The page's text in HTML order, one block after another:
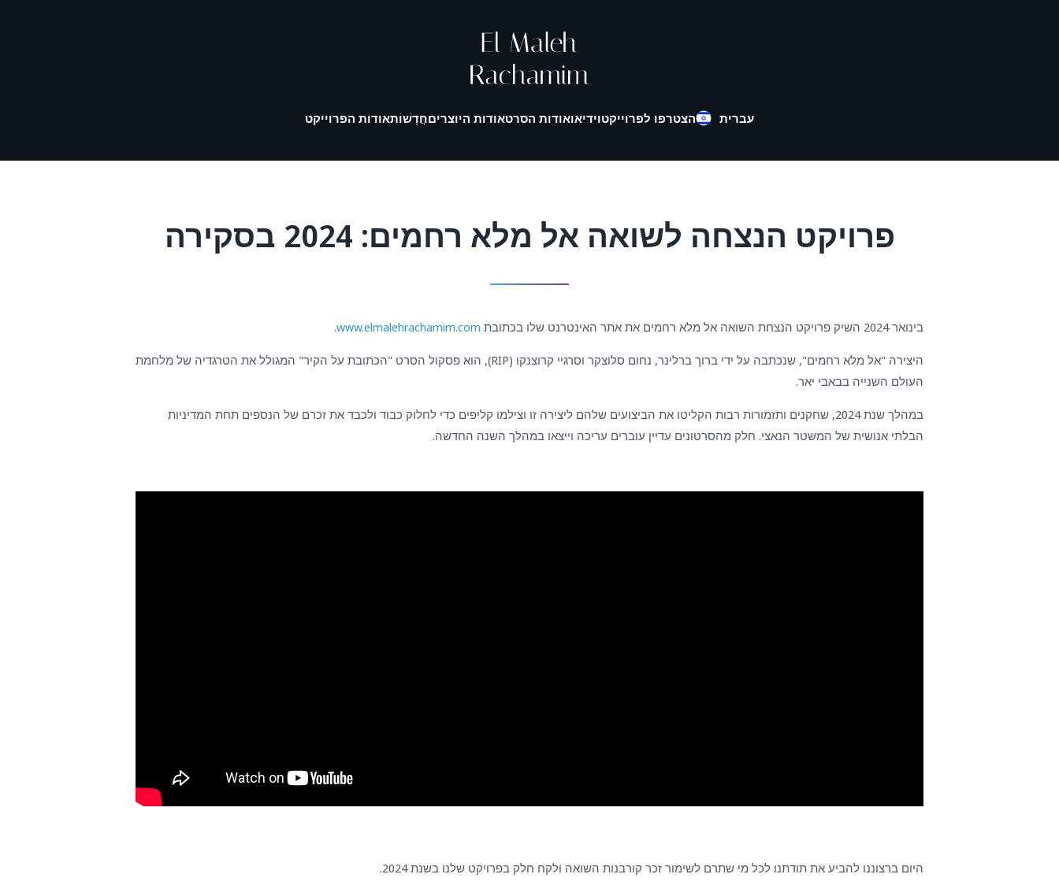
אודות הפרוייקטחֲדָשׁוֹתאודות היוצריםאודות הסרטוידיאוהצטרפו לפרוייקט עברית
פרויקט הנצחה לשואה אל מלא רחמים: 2024 בסקירה
בינואר 2024 השיק פרויקט הנצחת השואה אל מלא רחמים את אתר האינטרנט שלו בכתובת www.elmalehrachamim.com
.
היצירה "אל מלא רחמים", שנכתבה על ידי ברוך ברלינר, נחום סלוצקר וסרגיי קרוצנקו (RIP), הוא פסקול הסרט "הכתובת על הקיר" המגולל את הטרגדיה של מלחמת
העולם השנייה בבאבי יאר.
במהלך שנת 2024, שחקנים ותזמורות רבות הקליטו את הביצועים שלהם ליצירה זו וצילמו קליפים כדי לחלוק כבוד ולכבד את זכרם של הנספים תחת המדיניות
הבלתי אנושית של המשטר הנאצי. חלק מהסרטונים עדיין עוברים עריכה וייצאו במהלך השנה החדשה.
היום ברצוננו להביע את תודתנו לכל מי שתרם לשימור זכר קורבנות השואה ולקח חלק בפרויקט שלנו בשנת 2024.